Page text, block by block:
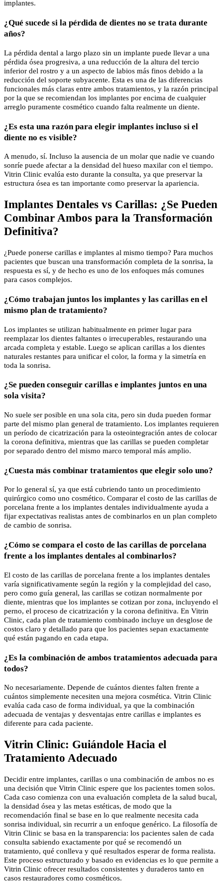
implantes.
¿Qué sucede si la pérdida de dientes no se trata durante
años?
La pérdida dental a largo plazo sin un implante puede llevar a una
pérdida ósea progresiva, a una reducción de la altura del tercio
inferior del rostro y a un aspecto de labios más finos debido a la
reducción del soporte subyacente. Esta es una de las diferencias
funcionales más claras entre ambos tratamientos, y la razón principal
por la que se recomiendan los implantes por encima de cualquier
arreglo puramente cosmético cuando falta realmente un diente.
¿Es esta una razón para elegir implantes incluso si el
diente no es visible?
A menudo, sí. Incluso la ausencia de un molar que nadie ve cuando
sonríe puede afectar a la densidad del hueso maxilar con el tiempo.
Vitrin Clinic evalúa esto durante la consulta, ya que preservar la
estructura ósea es tan importante como preservar la apariencia.
Implantes Dentales vs Carillas: ¿Se Pueden
Combinar Ambos para la Transformación
Definitiva?
¿Puede ponerse carillas e implantes al mismo tiempo? Para muchos
pacientes que buscan una transformación completa de la sonrisa, la
respuesta es sí, y de hecho es uno de los enfoques más comunes
para casos complejos.
¿Cómo trabajan juntos los implantes y las carillas en el
mismo plan de tratamiento?
Los implantes se utilizan habitualmente en primer lugar para
reemplazar los dientes faltantes o irrecuperables, restaurando una
arcada completa y estable. Luego se aplican carillas a los dientes
naturales restantes para unificar el color, la forma y la simetría en
toda la sonrisa.
¿Se pueden conseguir carillas e implantes juntos en una
sola visita?
No suele ser posible en una sola cita, pero sin duda pueden formar
parte del mismo plan general de tratamiento. Los implantes requieren
un período de cicatrización para la osteointegración antes de colocar
la corona definitiva, mientras que las carillas se pueden completar
por separado dentro del mismo marco temporal más amplio.
¿Cuesta más combinar tratamientos que elegir solo uno?
Por lo general sí, ya que está cubriendo tanto un procedimiento
quirúrgico como uno cosmético. Comparar el costo de las carillas de
porcelana frente a los implantes dentales individualmente ayuda a
fijar expectativas realistas antes de combinarlos en un plan completo
de cambio de sonrisa.
¿Cómo se compara el costo de las carillas de porcelana
frente a los implantes dentales al combinarlos?
El costo de las carillas de porcelana frente a los implantes dentales
varía significativamente según la región y la complejidad del caso,
pero como guía general, las carillas se cotizan normalmente por
diente, mientras que los implantes se cotizan por zona, incluyendo el
perno, el proceso de cicatrización y la corona definitiva. En Vitrin
Clinic, cada plan de tratamiento combinado incluye un desglose de
costos claro y detallado para que los pacientes sepan exactamente
qué están pagando en cada etapa.
¿Es la combinación de ambos tratamientos adecuada para
todos?
No necesariamente. Depende de cuántos dientes falten frente a
cuántos simplemente necesiten una mejora cosmética. Vitrin Clinic
evalúa cada caso de forma individual, ya que la combinación
adecuada de ventajas y desventajas entre carillas e implantes es
diferente para cada paciente.
Vitrin Clinic: Guiándole Hacia el
Tratamiento Adecuado
Decidir entre implantes, carillas o una combinación de ambos no es
una decisión que Vitrin Clinic espere que los pacientes tomen solos.
Cada caso comienza con una evaluación completa de la salud bucal,
la densidad ósea y las metas estéticas, de modo que la
recomendación final se base en lo que realmente necesita cada
sonrisa individual, sin recurrir a un enfoque genérico. La filosofía de
Vitrin Clinic se basa en la transparencia: los pacientes salen de cada
consulta sabiendo exactamente por qué se recomendó un
tratamiento, qué conlleva y qué resultados esperar de forma realista.
Este proceso estructurado y basado en evidencias es lo que permite a
Vitrin Clinic ofrecer resultados consistentes y duraderos tanto en
casos restauradores como cosméticos.